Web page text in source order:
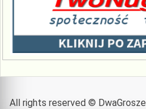
All rights reserved © DwaGrosze